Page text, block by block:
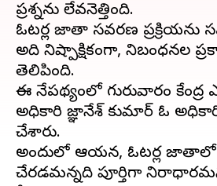
ప్రశ్నను లేవనెత్తింది.
ఓటర్ల జాబితా సవరణ ప్రక్రియను
అది నిష్పాక్షికంగా, నిబంధనల
తెలిపింది.
ఈ నేపథ్యంలో గురువారం కేంద్ర
అధికారి జ్ఞానేశ్ కుమార్ ఓ
చేశారు.
అందులో ఆయన, ఓటర్ల జాబితాలో
చేరడమన్నది పూర్తిగా